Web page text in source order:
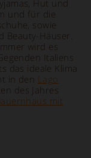
Hut und
und für die
sowie
Beauty-Häuser.
wird es
Italiens
das ideale Klima
in den Lago
des Jahres
mit